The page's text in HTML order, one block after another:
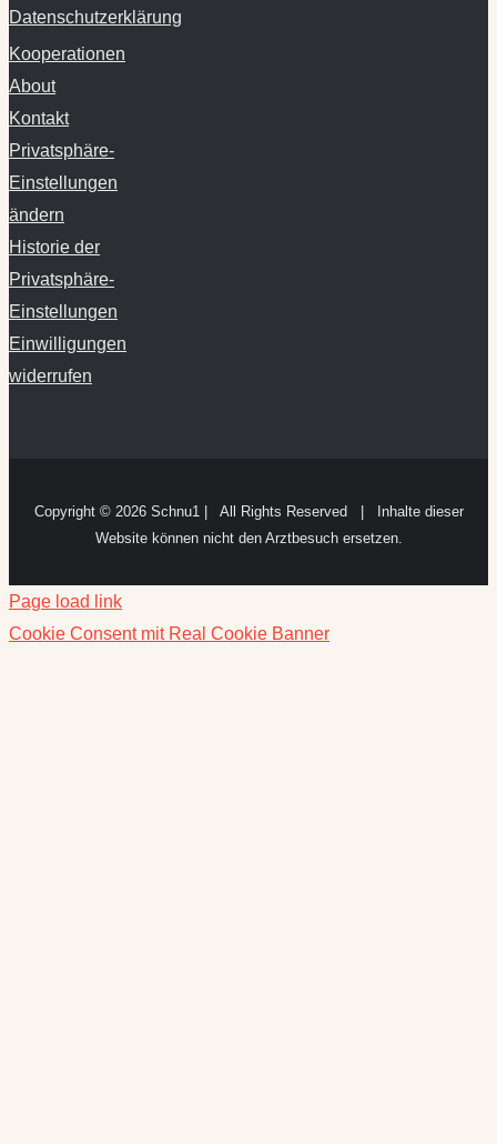
Datenschutzerklärung
Kooperationen
About
Kontakt
Privatsphäre-
Einstellungen
ändern
Historie der
Privatsphäre-
Einstellungen
Einwilligungen
widerrufen
Copyright © 2026 Schnu1 | All Rights Reserved | Inhalte dieser
Website können nicht den Arztbesuch ersetzen.
Page load link
Cookie Consent mit Real Cookie Banner